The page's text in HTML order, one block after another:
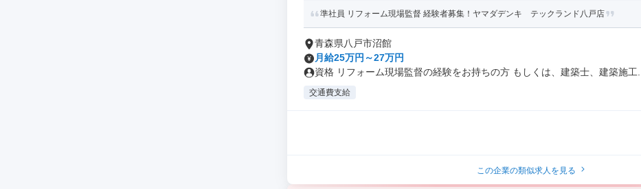
準社員 リフォーム現場監督 経験者募集！ヤマダデンキ テックランド八戸店
青森県八戸市沼館
月給25万円～27万円
資格 リフォーム現場監督の経験をお持ちの方 もしくは、建築士、建築施工...
交通費支給
この企業の類似求人を見る